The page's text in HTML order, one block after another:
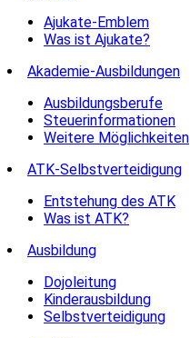
Ajukate-Emblem
Was ist Ajukate?
Akademie-Ausbildungen
Ausbildungsberufe
Steuerinformationen
Weitere Möglichkeiten
ATK-Selbstverteidigung
Entstehung des ATK
Was ist ATK?
Ausbildung
Dojoleitung
Kinderausbildung
Selbstverteidigung